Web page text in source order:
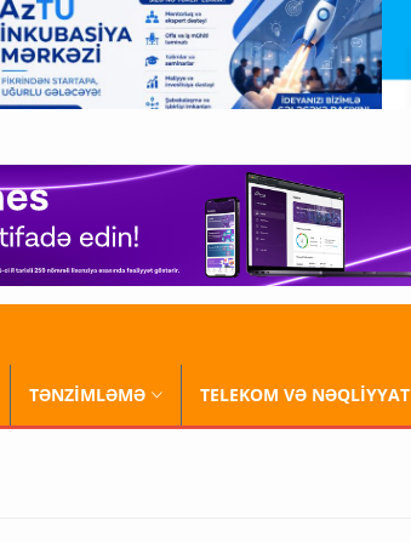
TƏNZİMLƏMƏ TELEKOM VƏ NƏQLİYYAT